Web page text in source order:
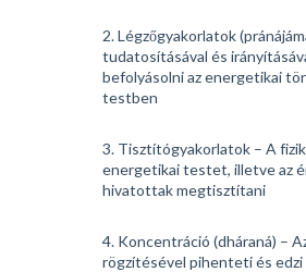
2. Légzőgyakorlatok
tudatosításával és
befolyásolni az energetikai
testben
3. Tisztítógyakorlatok – A
energetikai testet, illetve az
hivatottak megtisztítani
4. Koncentráció (dháraná) –
rögzítésével pihenteti és edzi